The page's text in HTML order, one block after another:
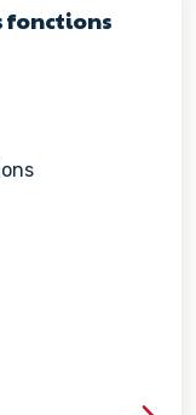
fonctions